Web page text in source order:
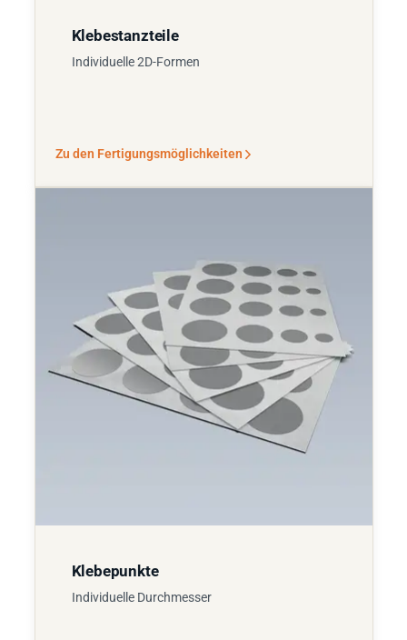
Klebestanzteile
Individuelle 2D-Formen
Zu den Fertigungsmöglichkeiten
Klebepunkte
Individuelle Durchmesser